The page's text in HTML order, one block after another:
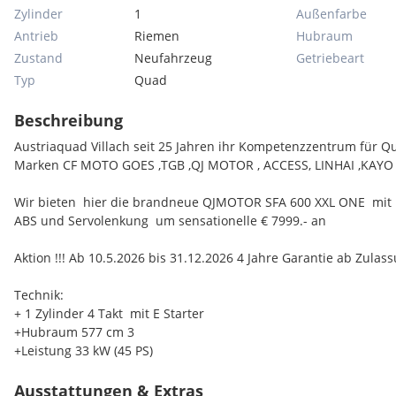
Zylinder
1
Antrieb
Riemen
Zustand
Neufahrzeug
Typ
Quad
Außenfarbe
Hubraum
Getriebeart
Beschreibung
Austriaquad Villach seit 25 Jahren ihr Kompetenzzentrum für
Marken CF MOTO GOES ,TGB ,QJ MOTOR , ACCESS, LINHAI
Wir bieten hier die brandneue QJMOTOR SFA 600 XXL ONE mit
ABS und Servolenkung um sensationelle € 7999.- an
Aktion !!! Ab 10.5.2026 bis 31.12.2026 4 Jahre Garantie ab
Technik:
+ 1 Zylinder 4 Takt mit E Starter
+Hubraum 577 cm 3
+Leistung 33 kW (45 PS)
+Drehmoment 53 Nm
Ausstattungen & Extras